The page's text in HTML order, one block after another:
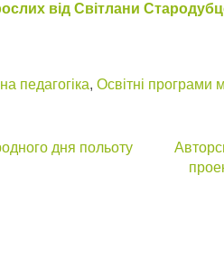
від Світлани
педагогіка, Освітні програми
дня польоту